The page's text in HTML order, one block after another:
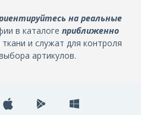
на реальные
в каталоге приближенно
ткани и служат для контроля
артикулов.